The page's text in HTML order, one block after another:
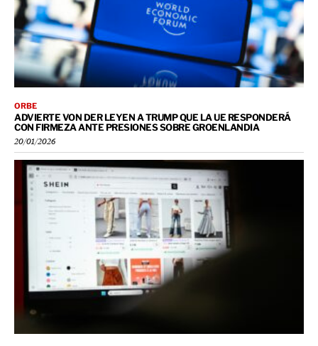
ORBE
ADVIERTE VON DER LEYEN A TRUMP QUE LA UE RESPONDERÁ
CON FIRMEZA ANTE PRESIONES SOBRE GROENLANDIA
20/01/2026